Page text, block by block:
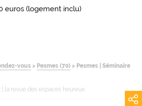
euros (logement inclu)
vous > Pesmes (70) > Pesmes | Séminaire
| la revue des espaces heureux